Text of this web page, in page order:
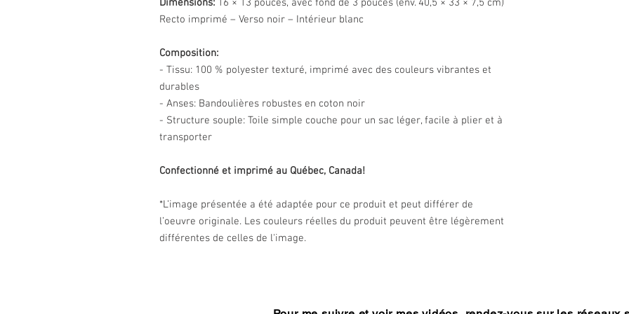
Recto imprimé – Verso noir – Intérieur blanc
Composition:
- Tissu: 100 % polyester texturé, imprimé avec des couleurs vibrantes et
durables
- Anses: Bandoulières robustes en coton noir
- Structure souple: Toile simple couche pour un sac léger, facile à plier et à
transporter
Confectionné et imprimé au Québec, Canada!
*L’image présentée a été adaptée pour ce produit et peut différer de
l’oeuvre originale. Les couleurs réelles du produit peuvent être légèrement
différentes de celles de l'image.